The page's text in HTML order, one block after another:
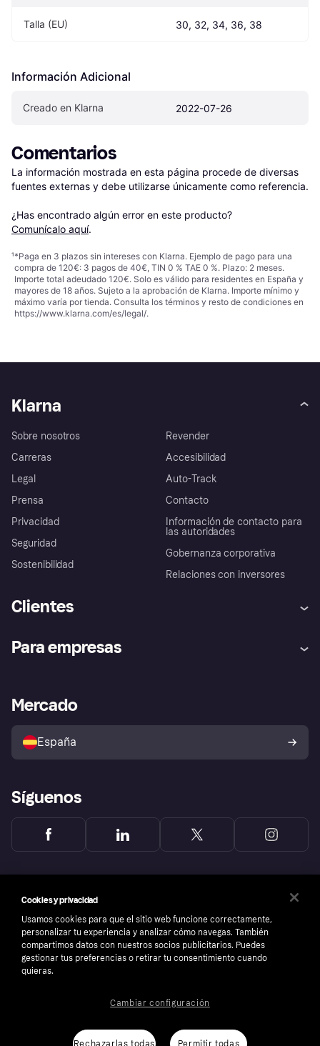
Talla (EU) 30, 32, 34, 36, 38
Información Adicional
Creado en Klarna 2022-07-26
Comentarios
La información mostrada en esta página procede de diversas
fuentes externas y debe utilizarse únicamente como referencia.
¿Has encontrado algún error en este producto?
Comunícalo aquí.
¹*Paga en 3 plazos sin intereses con Klarna. Ejemplo de pago para una
compra de 120€: 3 pagos de 40€, TIN 0 % TAE 0 %. Plazo: 2 meses.
Importe total adeudado 120€. Solo es válido para residentes en España y
mayores de 18 años. Sujeto a la aprobación de Klarna. Importe mínimo y
máximo varía por tienda. Consulta los términos y resto de condiciones en
https://www.klarna.com/es/legal/.
Klarna
Sobre nosotros
Carreras
Legal
Prensa
Privacidad
Seguridad
Sostenibilidad
Revender
Accesibilidad
Auto-Track
Contacto
Información de contacto para
las autoridades
Gobernanza corporativa
Relaciones con inversores
Clientes
Inicio de sesión
Directorio de tiendas
Política de protección al
comprador de Klarna
Reclamaciones
Para empresas
Acceso empresas
Mercado
España
Síguenos
Número de empresa: 556737-0431
Cookies y privacidad
Usamos cookies para que el sitio web funcione correctamente,
personalizar tu experiencia y analizar cómo navegas. También
compartimos datos con nuestros socios publicitarios. Puedes
gestionar tus preferencias o retirar tu consentimiento cuando
quieras.
Rechazarlas todas Permitir todas
Cambiar configuración